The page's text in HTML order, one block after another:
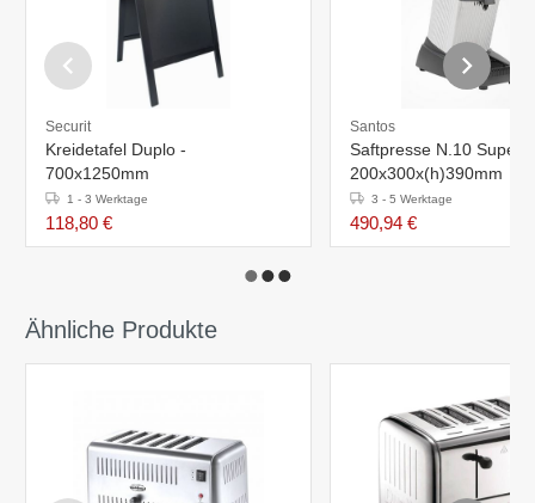
Securit
Kreidetafel Duplo -
700x1250mm
1 - 3 Werktage
118,80 €
Santos
Saftpresse N.10 Super -
200x300x(h)390mm
3 - 5 Werktage
490,94 €
Ähnliche Produkte